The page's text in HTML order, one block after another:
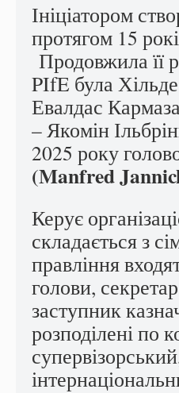
Ініціатором
протягом 15
Продовжила її
PIfE була
Евалдас Кармаза
– Якомін
2025 року
(Manfred
Керує
складається з
правління
голови,
заступник
розподілені по